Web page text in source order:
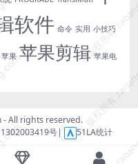
软件 命令 实用 小技巧
苹果 苹果剪辑 苹果电
- All rights reserved.
号| 51LA统计
版权所有
版权所